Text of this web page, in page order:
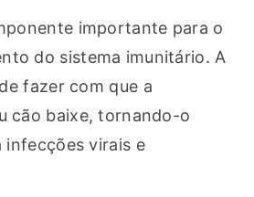
importante para o
do sistema imunitário. A
fazer com que a
cão baixe, tornando-o
infecções virais e